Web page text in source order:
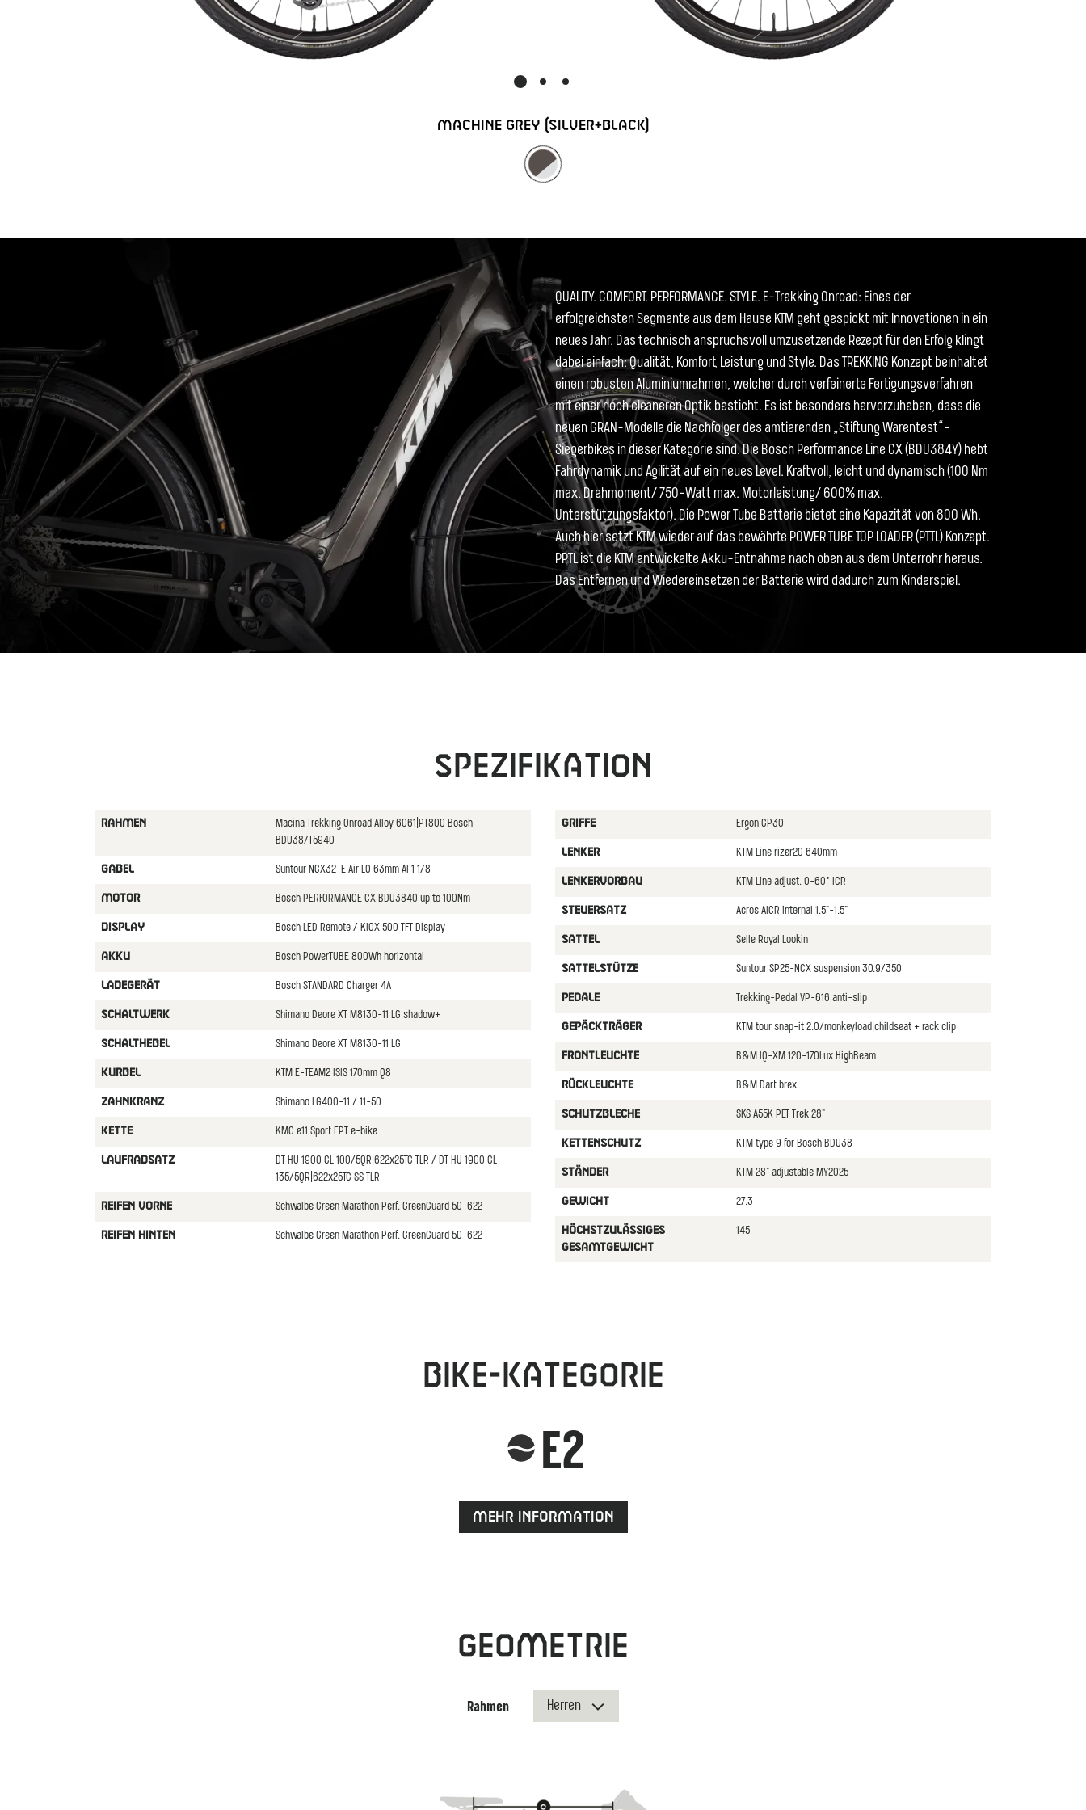
MACHINE GREY (SILVER+BLACK)
QUALITY. COMFORT. PERFORMANCE. STYLE. E-Trekking Onroad: Eines der
erfolgreichsten Segmente aus dem Hause KTM geht gespickt mit Innovationen in ein
neues Jahr. Das technisch anspruchsvoll umzusetzende Rezept für den Erfolg klingt
dabei einfach: Qualität, Komfort, Leistung und Style. Das TREKKING Konzept beinhaltet
einen robusten Aluminiumrahmen, welcher durch verfeinerte Fertigungsverfahren
mit einer noch cleaneren Optik besticht. Es ist besonders hervorzuheben, dass die
neuen GRAN-Modelle die Nachfolger des amtierenden „Stiftung Warentest“-
Siegerbikes in dieser Kategorie sind. Die Bosch Performance Line CX (BDU384Y) hebt
Fahrdynamik und Agilität auf ein neues Level. Kraftvoll, leicht und dynamisch (100 Nm
max. Drehmoment/ 750-Watt max. Motorleistung/ 600% max.
Unterstützungsfaktor). Die Power Tube Batterie bietet eine Kapazität von 800 Wh.
Auch hier setzt KTM wieder auf das bewährte POWER TUBE TOP LOADER (PTTL) Konzept.
PPTL ist die KTM entwickelte Akku-Entnahme nach oben aus dem Unterrohr heraus.
Das Entfernen und Wiedereinsetzen der Batterie wird dadurch zum Kinderspiel.
Spezifikation
RAHMEN
Macina Trekking Onroad Alloy 6061|PT800 Bosch
BDU38/T5940
GABEL Suntour NCX32-E Air LO 63mm Al 1 1/8
MOTOR Bosch PERFORMANCE CX BDU3840 up to 100Nm
DISPLAY Bosch LED Remote / KIOX 500 TFT Display
AKKU Bosch PowerTUBE 800Wh horizontal
LADEGERäT Bosch STANDARD Charger 4A
SCHALTWERK Shimano Deore XT M8130-11 LG shadow+
SCHALTHEBEL Shimano Deore XT M8130-11 LG
KURBEL KTM E-TEAM2 ISIS 170mm Q8
ZAHNKRANZ Shimano LG400-11 / 11-50
KETTE KMC e11 Sport EPT e-bike
LAUFRADSATZ
DT HU 1900 CL 100/5QR|622x25TC TLR / DT HU 1900 CL
135/5QR|622x25TC SS TLR
REIFEN VORNE Schwalbe Green Marathon Perf. GreenGuard 50-622
REIFEN HINTEN Schwalbe Green Marathon Perf. GreenGuard 50-622
GRIFFE Ergon GP30
LENKER KTM Line rizer20 640mm
LENKERVORBAU KTM Line adjust. 0-60° ICR
STEUERSATZ Acros AICR internal 1.5"-1.5"
SATTEL Selle Royal Lookin
SATTELSTüTZE Suntour SP25-NCX suspension 30.9/350
PEDALE Trekking-Pedal VP-616 anti-slip
GEPäCKTRäGER KTM tour snap-it 2.0/monkeyload|childseat + rack clip
FRONTLEUCHTE B&M IQ-XM 120-170Lux HighBeam
RüCKLEUCHTE B&M Dart brex
SCHUTZBLECHE SKS A55K PET Trek 28"
KETTENSCHUTZ KTM type 9 for Bosch BDU38
STäNDER KTM 28" adjustable MY2025
GEWICHT 27.3
HöCHSTZULäSSIGES
GESAMTGEWICHT
145
Bike-Kategorie
E2
Mehr Information
Geometrie
Rahmen